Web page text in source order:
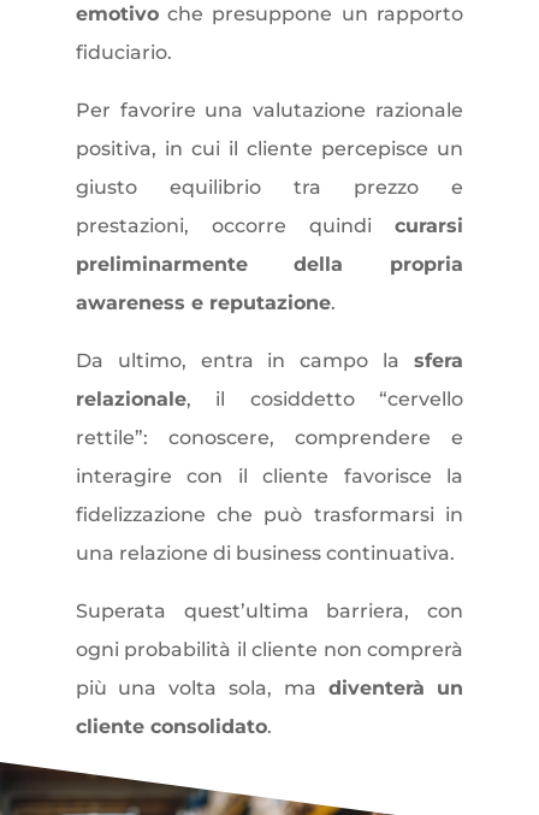
emotivoche presuppone un rapporto
fiduciario.
Per favorire una valutazione razionale
positiva, in cui il cliente percepisce un
giusto equilibrio tra prezzo e
prestazioni, occorre quindicurarsi
preliminarmente della propria
awareness e reputazione.
Da ultimo, entra in campo lasfera
relazionale, il cosiddetto “cervello
rettile”: conoscere, comprendere e
interagire con il cliente favorisce la
fidelizzazione che può trasformarsi in
una relazione di business continuativa.
Superata quest’ultima barriera, con
ogni probabilità il cliente non comprerà
più una volta sola, ma diventerà un
cliente consolidato.